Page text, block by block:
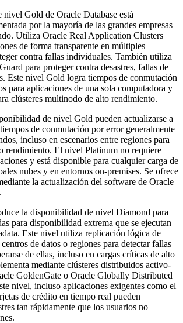
Gold de Oracle Database está
por la mayoría de las grandes empresas
Utiliza Oracle Real Application Clusters
de forma transparente en múltiples
contra fallas individuales. También utiliza
para proteger contra desastres, fallas de
Este nivel Gold logra tiempos de conmutación
para aplicaciones de una sola computadora y
clústeres multinodo de alto rendimiento.
de nivel Gold pueden actualizarse a
de conmutación por error generalmente
incluso en escenarios entre regiones para
rendimiento. El nivel Platinum no requiere
y está disponible para cualquier carga de
nubes y en entornos on-premises. Se ofrece
la actualización del software de Oracle
la disponibilidad de nivel Diamond para
para disponibilidad extrema que se ejecutan
Este nivel utiliza replicación lógica de
de datos o regiones para detectar fallas
de ellas, incluso en cargas críticas de alto
mediante clústeres distribuidos activo-
GoldenGate o Oracle Globally Distributed
nivel, incluso aplicaciones exigentes como el
de crédito en tiempo real pueden
tan rápidamente que los usuarios no